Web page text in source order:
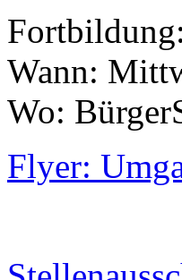
Wann:
Wo:
Flyer: